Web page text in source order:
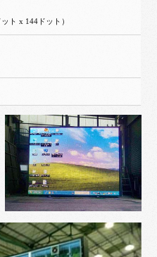
ト x 144ドット）